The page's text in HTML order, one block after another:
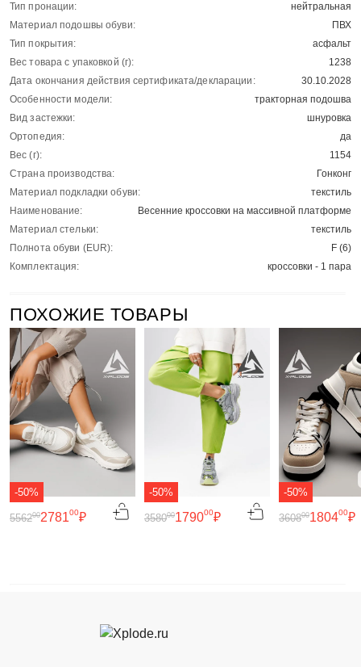
Тип пронации:
нейтральная
Материал подошвы обуви:
ПВХ
Тип покрытия:
асфальт
Вес товара с упаковкой (г):
1238
Дата окончания действия сертификата/декларации:
30.10.2028
Особенности модели:
тракторная подошва
Вид застежки:
шнуровка
Ортопедия:
да
Вес (г):
1154
Страна производства:
Гонконг
Материал подкладки обуви:
текстиль
Наименование:
Весенние кроссовки на массивной платформе
Материал стельки:
текстиль
Полнота обуви (EUR):
F (6)
Комплектация:
кроссовки - 1 пара
ПОХОЖИЕ ТОВАРЫ
-50%
278100₽
556200
-50%
179000₽
358000
-50%
180400₽
360800